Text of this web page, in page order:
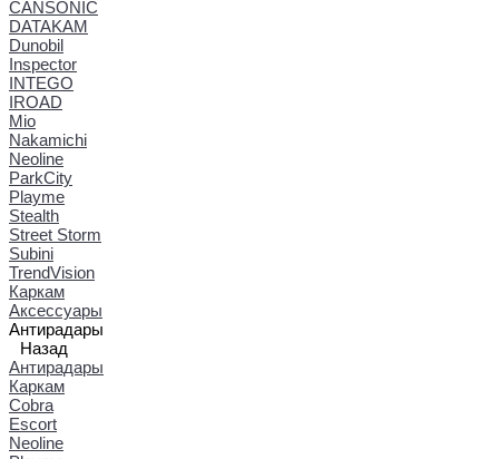
CANSONIC
DATAKAM
Dunobil
Inspector
INTEGO
IROAD
Mio
Nakamichi
Neoline
ParkCity
Playme
Stealth
Street Storm
Subini
TrendVision
Каркам
Аксессуары
Антирадары
Назад
Антирадары
Каркам
Cobra
Escort
Neoline